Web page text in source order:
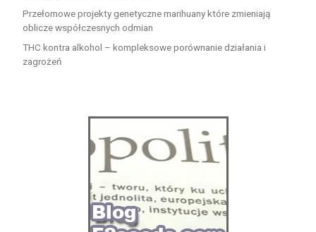
Przełomowe projekty genetyczne marihuany które zmieniają
oblicze współczesnych odmian
THC kontra alkohol – kompleksowe porównanie działania i
zagrożeń